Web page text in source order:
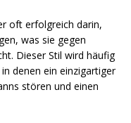
oft erfolgreich darin,
was sie gegen
Dieser Stil wird häufig
denen ein einzigartiger
stören und einen